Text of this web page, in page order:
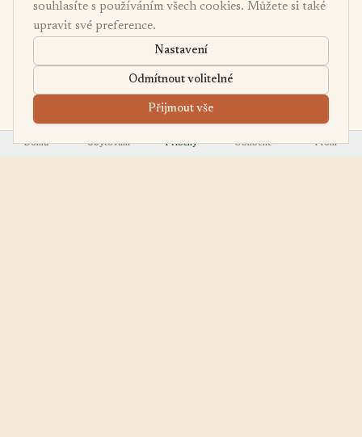
Domů Ubytování Příběhy Oblíbené Profil
souhlasíte s používáním všech cookies. Můžete si také
upravit své preference.
Nastavení
Odmítnout volitelné
Přijmout vše